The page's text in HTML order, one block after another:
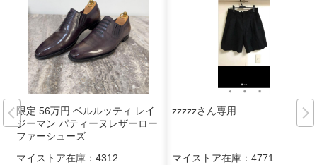
限定 56万円 ベルルッティ レイ
ジーマン パティーヌレザーロー
ファーシューズ
マイストア在庫： 4312
zzzzzさん専用
マイストア在庫： 4771